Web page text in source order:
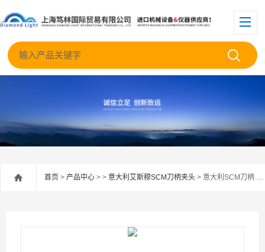
首页 > 产品中心 > > 意大利艾斯穆SCM刀柄夹头 > 意大利SCM刀柄 HSK-A+C